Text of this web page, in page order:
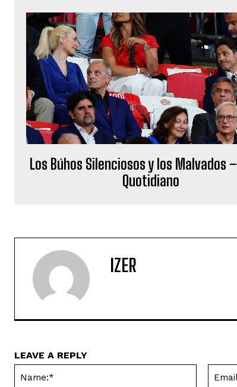
Los Búhos Silenciosos y los Malvados
Quotidiano
IZER
LEAVE A REPLY